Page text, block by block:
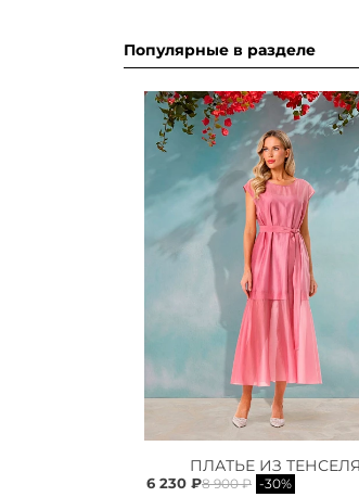
Популярные в разделе
ПЛАТЬЕ ИЗ ТЕНСЕЛЯ
6 230 ₽8 900 ₽ -30%